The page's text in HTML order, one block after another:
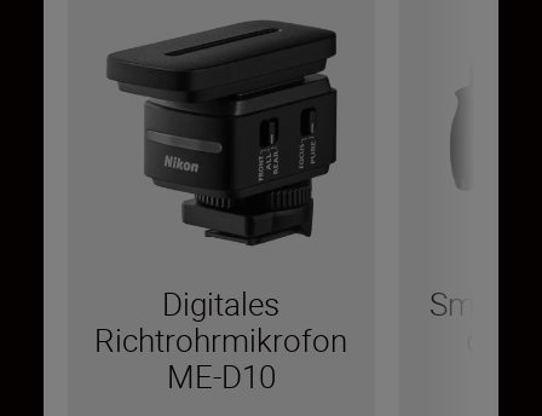
Digitales
Richtrohrmikrofon
ME-D10